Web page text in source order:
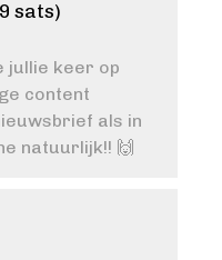
sats)
jullie keer op
content
als in
natuurlijk!! 🙌